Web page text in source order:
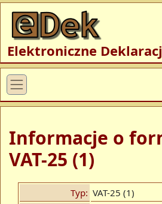
Elektroniczne
Informacje o
VAT-25 (1)
Typ: VAT-25 (1)